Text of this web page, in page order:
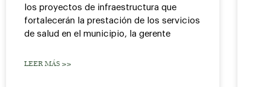
los proyectos de infraestructura que
fortalecerán la prestación de los servicios
de salud en el municipio, la gerente
LEER MÁS >>